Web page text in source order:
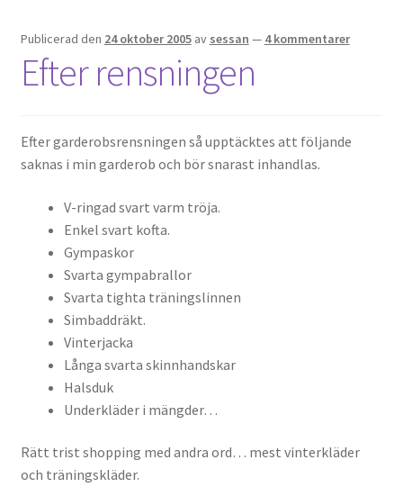
Publicerad den 24 oktober 2005 av sessan — 4 kommentarer
Efter rensningen
Efter garderobsrensningen så upptäcktes att följande
saknas i min garderob och bör snarast inhandlas.
V-ringad svart varm tröja.
Enkel svart kofta.
Gympaskor
Svarta gympabrallor
Svarta tighta träningslinnen
Simbaddräkt.
Vinterjacka
Långa svarta skinnhandskar
Halsduk
Underkläder i mängder…
Rätt trist shopping med andra ord… mest vinterkläder
och träningskläder.